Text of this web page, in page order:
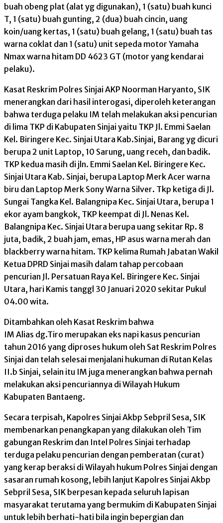
buah obeng plat (alat yg digunakan), 1 (satu) buah kunci
T, 1 (satu) buah gunting, 2 (dua) buah cincin, uang
koin/uang kertas, 1 (satu) buah gelang, 1 (satu) buah tas
warna coklat dan 1 (satu) unit sepeda motor Yamaha
Nmax warna hitam DD 4623 GT (motor yang kendarai
pelaku).
Kasat Reskrim Polres Sinjai AKP Noorman Haryanto, SIK
menerangkan dari hasil interogasi, diperoleh keterangan
bahwa terduga pelaku IM telah melakukan aksi pencurian
di lima TKP di Kabupaten Sinjai yaitu TKP Jl. Emmi Saelan
Kel. Biringere Kec. Sinjai Utara Kab.Sinjai, Barang yg dicuri
berupa 2 unit Laptop, 10 Sarung, uang receh, dan badik.
TKP kedua masih di jln. Emmi Saelan Kel. Biringere Kec.
Sinjai Utara Kab. Sinjai, berupa Laptop Merk Acer warna
biru dan Laptop Merk Sony Warna Silver. Tkp ketiga di Jl.
Sungai Tangka Kel. Balangnipa Kec. Sinjai Utara, berupa 1
ekor ayam bangkok, TKP keempat di Jl. Nenas Kel.
Balangnipa Kec. Sinjai Utara berupa uang sekitar Rp. 8
juta, badik, 2 buah jam, emas, HP asus warna merah dan
blackberry warna hitam. TKP kelima Rumah Jabatan Wakil
Ketua DPRD Sinjai masih dalam tahap percobaan
pencurian Jl. Persatuan Raya Kel. Biringere Kec. Sinjai
Utara, hari Kamis tanggl 30 Januari 2020 sekitar Pukul
04.00 wita.
Ditambahkan oleh Kasat Reskrim bahwa
IM Alias dg.Tiro merupakan eks napi kasus pencurian
tahun 2016 yang diproses hukum oleh Sat Reskrim Polres
Sinjai dan telah selesai menjalani hukuman di Rutan Kelas
II.b Sinjai, selain itu IM juga menerangkan bahwa pernah
melakukan aksi pencuriannya di Wilayah Hukum
Kabupaten Bantaeng.
Secara terpisah, Kapolres Sinjai Akbp Sebpril Sesa, SIK
membenarkan penangkapan yang dilakukan oleh Tim
gabungan Reskrim dan Intel Polres Sinjai terhadap
terduga pelaku pencurian dengan pemberatan (curat)
yang kerap beraksi di Wilayah hukum Polres Sinjai dengan
sasaran rumah kosong, lebih lanjut Kapolres Sinjai Akbp
Sebpril Sesa, SIK berpesan kepada seluruh lapisan
masyarakat terutama yang bermukim di Kabupaten Sinjai
untuk lebih berhati-hati bila ingin bepergian dan